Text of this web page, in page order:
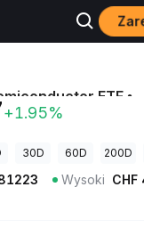
iShares Semiconductor
ETF •
+1.95%
30D 60D 200D
Wysoki CHF